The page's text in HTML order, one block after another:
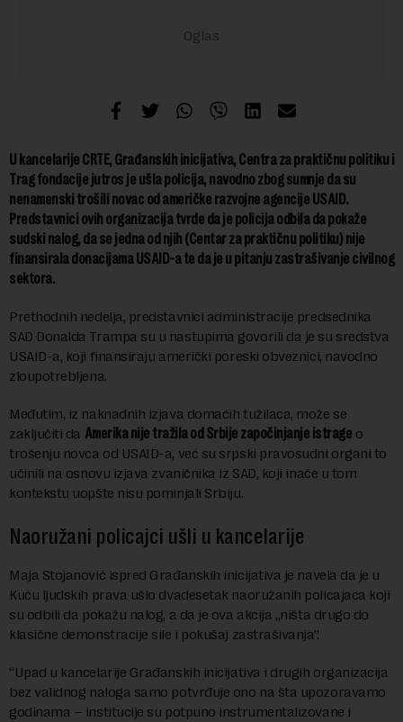
U kancelarije CRTE, Građanskih inicijativa, Centra za praktičnu politiku i
Trag fondacije jutros je ušla policija, navodno zbog sumnje da su
nenamenski trošili novac od američke razvojne agencije USAID.
Predstavnici ovih organizacija tvrde da je policija odbila da pokaže
sudski nalog, da se jedna od njih (Centar za praktičnu politiku) nije
finansirala donacijama USAID-a te da je u pitanju zastrašivanje civilnog
sektora.
Prethodnih nedelja, predstavnici administracije predsednika
SAD Donalda Trampa su u nastupima govorili da je su sredstva
USAID-a, koji finansiraju američki poreski obveznici, navodno
zloupotrebljena.
Međutim, iz naknadnih izjava domaćih tužilaca, može se
zaključiti da Amerika nije tražila od Srbije započinjanje istrage o
trošenju novca od USAID-a, već su srpski pravosudni organi to
učinili na osnovu izjava zvaničnika iz SAD, koji inače u tom
kontekstu uopšte nisu pominjali Srbiju.
Naoružani policajci ušli u kancelarije
Maja Stojanović ispred Građanskih inicijativa je navela da je u
Kuću ljudskih prava ušlo dvadesetak naoružanih policajaca koji
su odbili da pokažu nalog, a da je ova akcija „ništa drugo do
klasične demonstracije sile i pokušaj zastrašivanja”.
“Upad u kancelarije Građanskih inicijativa i drugih organizacija
bez validnog naloga samo potvrđuje ono na šta upozoravamo
godinama – institucije su potpuno instrumentalizovane i